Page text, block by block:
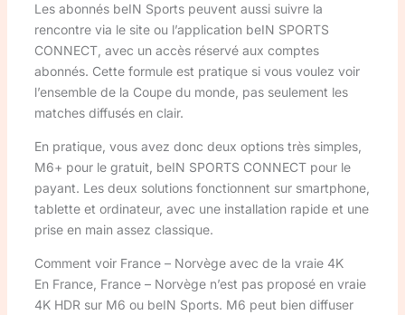
Les abonnés beIN Sports peuvent aussi suivre la
rencontre via le site ou l’application beIN SPORTS
CONNECT, avec un accès réservé aux comptes
abonnés. Cette formule est pratique si vous voulez voir
l’ensemble de la Coupe du monde, pas seulement les
matches diffusés en clair.
En pratique, vous avez donc deux options très simples,
M6+ pour le gratuit, beIN SPORTS CONNECT pour le
payant. Les deux solutions fonctionnent sur smartphone,
tablette et ordinateur, avec une installation rapide et une
prise en main assez classique.
Comment voir France – Norvège avec de la vraie 4K
En France, France – Norvège n’est pas proposé en vraie
4K HDR sur M6 ou beIN Sports. M6 peut bien diffuser